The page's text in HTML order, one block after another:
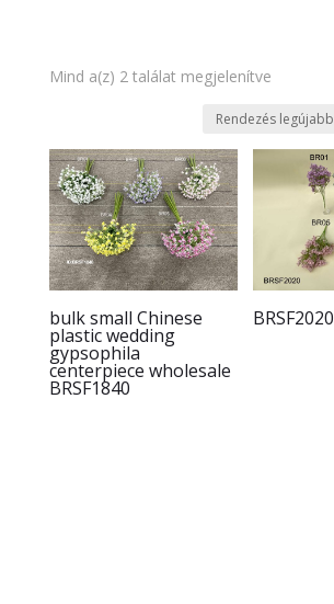
Mind a(z) 2 találat megjelenítveSorted
latest
bulk small Chinese
plastic wedding
gypsophila
centerpiece wholesale
BRSF1840
BRSF2020